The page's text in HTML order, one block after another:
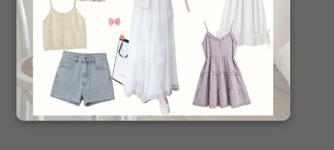
【透度：白透、杏微透(需搭配淺色內裡)】
⭐️較薄、⭐️⭐️薄、⭐️⭐️⭐️一般、⭐️⭐️⭐️⭐️厚、⭐️⭐️⭐️⭐️⭐️較厚
了解更多